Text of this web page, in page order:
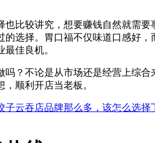
也比较讲究，想要赚钱自然就需
的选择。胃口福不仅味道口感好
佳良机。
吗？不论是从市场还是经营上综
，顺利开店当老板。
子云吞店品牌那么多，该怎么选择